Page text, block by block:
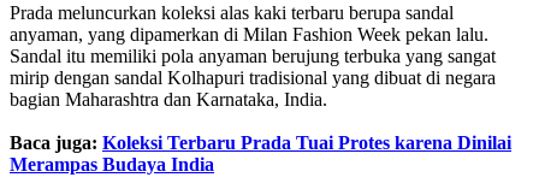
Prada meluncurkan koleksi alas kaki terbaru berupa sandal
anyaman, yang dipamerkan di Milan Fashion Week pekan lalu.
Sandal itu memiliki pola anyaman berujung terbuka yang sangat
mirip dengan sandal Kolhapuri tradisional yang dibuat di negara
bagian Maharashtra dan Karnataka, India.
Baca juga: Koleksi Terbaru Prada Tuai Protes karena Dinilai
Merampas Budaya India